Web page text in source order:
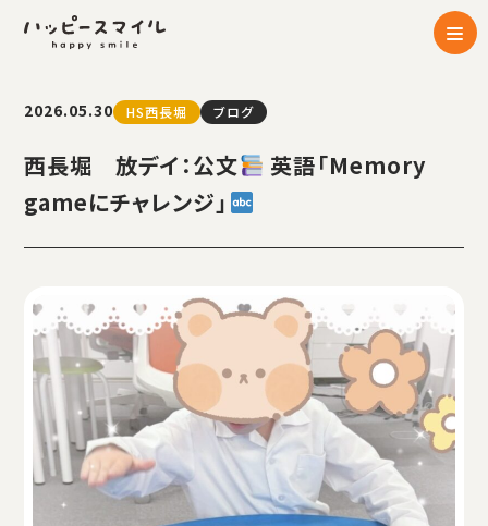
2026.05.30 HS西長堀 ブログ
西長堀 放デイ：公文
英語「Memory
gameにチャレンジ」